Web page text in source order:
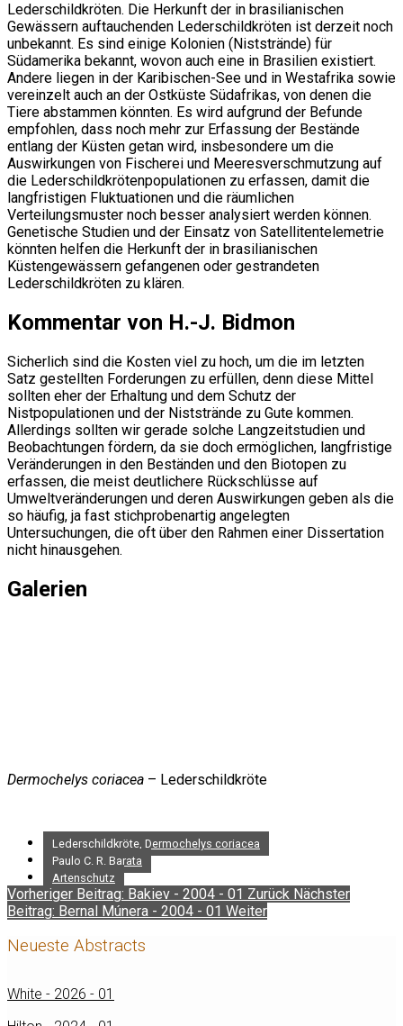
Lederschildkröten. Die Herkunft der in brasilianischen
Gewässern auftauchenden Lederschildkröten ist derzeit noch
unbekannt. Es sind einige Kolonien (Niststrände) für
Südamerika bekannt, wovon auch eine in Brasilien existiert.
Andere liegen in der Karibischen-See und in Westafrika sowie
vereinzelt auch an der Ostküste Südafrikas, von denen die
Tiere abstammen könnten. Es wird aufgrund der Befunde
empfohlen, dass noch mehr zur Erfassung der Bestände
entlang der Küsten getan wird, insbesondere um die
Auswirkungen von Fischerei und Meeresverschmutzung auf
die Lederschildkrötenpopulationen zu erfassen, damit die
langfristigen Fluktuationen und die räumlichen
Verteilungsmuster noch besser analysiert werden können.
Genetische Studien und der Einsatz von Satellitentelemetrie
könnten helfen die Herkunft der in brasilianischen
Küstengewässern gefangenen oder gestrandeten
Lederschildkröten zu klären.
Kommentar von H.-J. Bidmon
Sicherlich sind die Kosten viel zu hoch, um die im letzten
Satz gestellten Forderungen zu erfüllen, denn diese Mittel
sollten eher der Erhaltung und dem Schutz der
Nistpopulationen und der Niststrände zu Gute kommen.
Allerdings sollten wir gerade solche Langzeitstudien und
Beobachtungen fördern, da sie doch ermöglichen, langfristige
Veränderungen in den Beständen und den Biotopen zu
erfassen, die meist deutlichere Rückschlüsse auf
Umweltveränderungen und deren Auswirkungen geben als die
so häufig, ja fast stichprobenartig angelegten
Untersuchungen, die oft über den Rahmen einer Dissertation
nicht hinausgehen.
Galerien
Dermochelys coriacea – Lederschildkröte
Lederschildkröte, Dermochelys coriacea
Paulo C. R. Barata
Artenschutz
Vorheriger Beitrag: Bakiev - 2004 - 01 Zurück Nächster
Beitrag: Bernal Múnera - 2004 - 01 Weiter
Neueste Abstracts
White - 2026 - 01